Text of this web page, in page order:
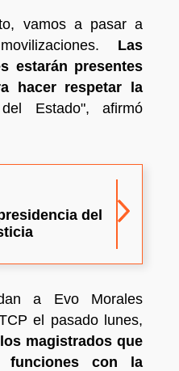
vamos a pasar a
Las
estarán presentes
hacer respetar la
Estado", afirmó
del
a Evo Morales
el pasado lunes,
magistrados que
funciones con la